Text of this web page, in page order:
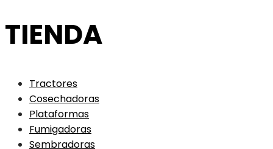
TIENDA
Tractores
Cosechadoras
Plataformas
Fumigadoras
Sembradoras